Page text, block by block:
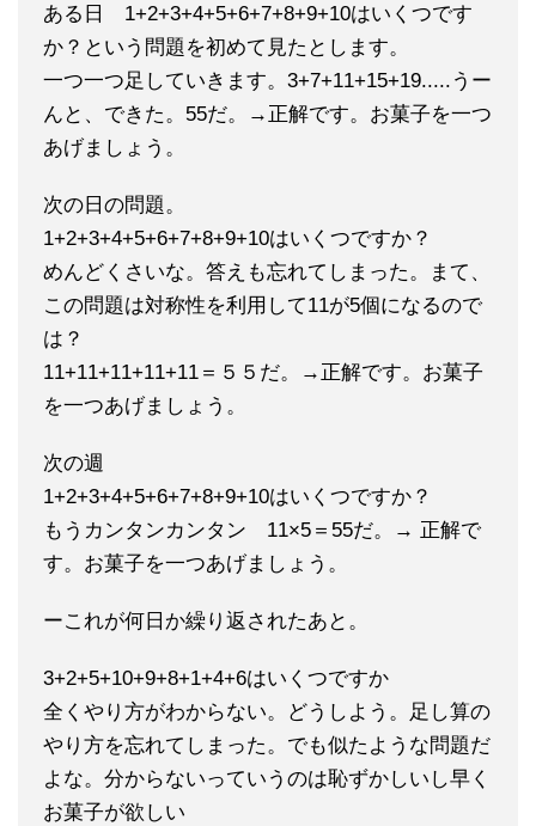
ある日 1+2+3+4+5+6+7+8+9+10はいくつです
か？という問題を初めて見たとします。
一つ一つ足していきます。3+7+11+15+19.....うー
んと、できた。55だ。→正解です。お菓子を一つ
あげましょう。
次の日の問題。
1+2+3+4+5+6+7+8+9+10はいくつですか？
めんどくさいな。答えも忘れてしまった。まて、
この問題は対称性を利用して11が5個になるので
は？
11+11+11+11+11＝５５だ。→正解です。お菓子
を一つあげましょう。
次の週
1+2+3+4+5+6+7+8+9+10はいくつですか？
もうカンタンカンタン 11×5＝55だ。→ 正解で
す。お菓子を一つあげましょう。
ーこれが何日か繰り返されたあと。
3+2+5+10+9+8+1+4+6はいくつですか
全くやり方がわからない。どうしよう。足し算の
やり方を忘れてしまった。でも似たような問題だ
よな。分からないっていうのは恥ずかしいし早く
お菓子が欲しい